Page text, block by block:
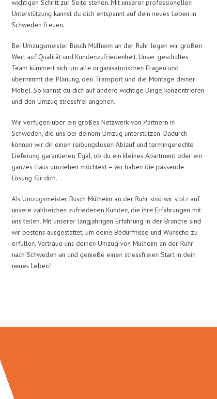
wichtigen Schritt zur Seite stehen. Mit unserer professionellen
Unterstützung kannst du dich entspannt auf dein neues Leben in
Schweden freuen.
Bei Umzugsmeister Busch Mülheim an der Ruhr legen wir großen
Wert auf Qualität und Kundenzufriedenheit. Unser geschultes
Team kümmert sich um alle organisatorischen Fragen und
übernimmt die Planung, den Transport und die Montage deiner
Möbel. So kannst du dich auf andere wichtige Dinge konzentrieren
und den Umzug stressfrei angehen.
Wir verfügen über ein großes Netzwerk von Partnern in
Schweden, die uns bei deinem Umzug unterstützen. Dadurch
können wir dir einen reibungslosen Ablauf und termingerechte
Lieferung garantieren. Egal, ob du ein kleines Apartment oder ein
ganzes Haus umziehen möchtest – wir haben die passende
Lösung für dich.
Als Umzugsmeister Busch Mülheim an der Ruhr sind wir stolz auf
unsere zahlreichen zufriedenen Kunden, die ihre Erfahrungen mit
uns teilen. Mit unserer langjährigen Erfahrung in der Branche sind
wir bestens ausgestattet, um deine Bedürfnisse und Wünsche zu
erfüllen. Vertraue uns deinen Umzug von Mülheim an der Ruhr
nach Schweden an und genieße einen stressfreien Start in dein
neues Leben!